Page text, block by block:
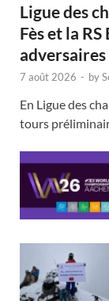
Ligue des
Fès et la
adversaires
7 août 2026 - by
En Ligue des
tours